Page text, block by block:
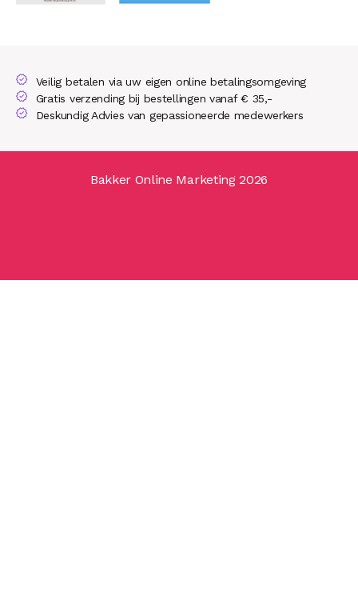
Veilig betalen via uw eigen online betalingsomgeving
Gratis verzending bij bestellingen vanaf € 35,-
Deskundig Advies van gepassioneerde medewerkers
Bakker Online Marketing 2026